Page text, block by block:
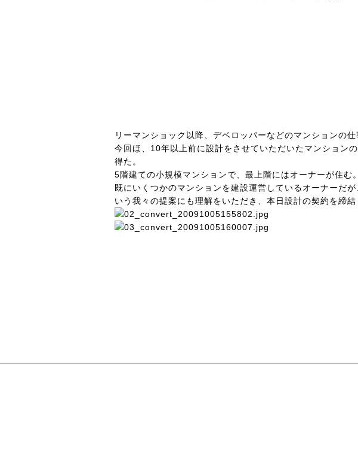
リーマンショック以降、デベロッパーなどのマンションの
今回ほ、10年以上前に設計をさせていただいたマンション
得た。
5階建ての小規模マンションで、最上階にはオーナーが住む。
既にいくつかのマンションを建設運営しているオーナーだ
いう我々の提案にも理解をいただき、本日設計の契約を締